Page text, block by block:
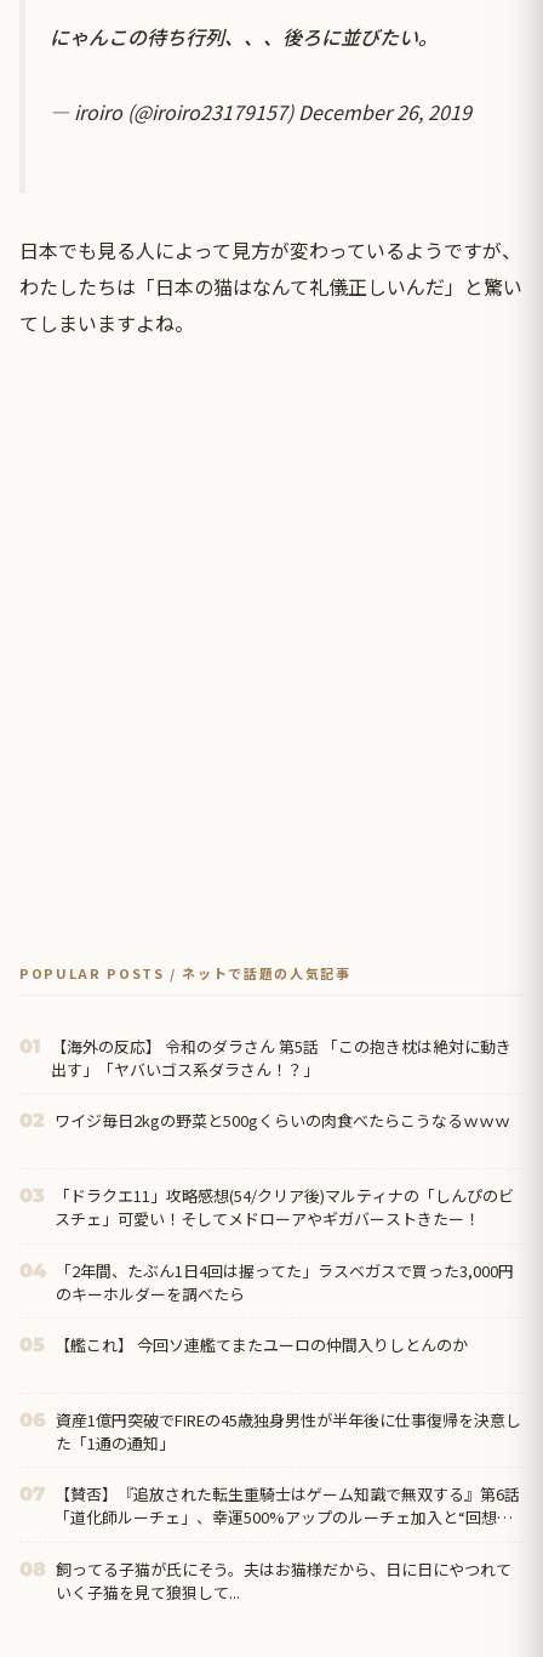
にゃんこの待ち行列、、、後ろに並びたい。
— iroiro (@iroiro23179157)December 26, 2019
日本でも見る人によって見方が変わっているようですが、
わたしたちは「日本の猫はなんて礼儀正しいんだ」と驚い
てしまいますよね。
POPULAR POSTS / ネットで話題の人気記事
01
【海外の反応】 令和のダラさん 第5話 「この抱き枕は絶対に動き
出す」「ヤバいゴス系ダラさん！？」
02 ワイジ毎日2kgの野菜と500gくらいの肉食べたらこうなるｗｗｗ
03
「ドラクエ11」攻略感想(54/クリア後)マルティナの「しんぴのビ
スチェ」可愛い！そしてメドローアやギガバーストきたー！
04
「2年間、たぶん1日4回は握ってた」ラスベガスで買った3,000円
のキーホルダーを調べたら
05 【艦これ】 今回ソ連艦てまたユーロの仲間入りしとんのか
06 資産1億円突破でFIREの45歳独身男性が半年後に仕事復帰を決意し
た「1通の通知」
07
【賛否】『追放された転生重騎士はゲーム知識で無双する』第6話
「道化師ルーチェ」、幸運500%アップのルーチェ加入と“回想の
08 飼ってる子猫が氏にそう。夫はお猫様だから、日に日にやつれて
いく子猫を見て狼狽して...